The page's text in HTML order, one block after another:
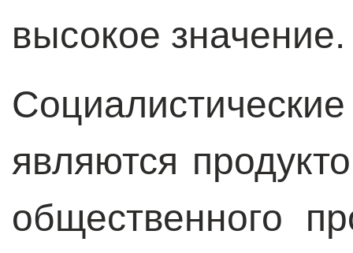
высокое значение.
являются
общественного